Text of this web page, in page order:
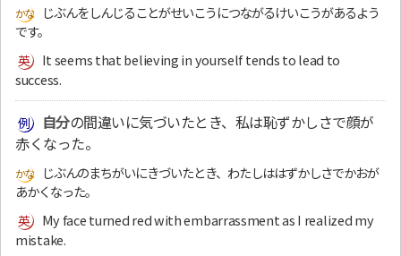
じぶんをしんじることがせいこうにつながるけいこうがあるよう
です。
It seems that believing in yourself tends to lead to
success.
自分の間違いに気づいたとき、私は恥ずかしさで顔が
赤くなった。
じぶんのまちがいにきづいたとき、わたしははずかしさでかおが
あかくなった。
My face turned red with embarrassment as I realized my
mistake.